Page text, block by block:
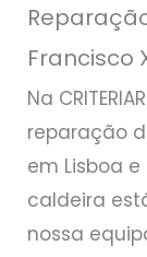
Francisco
Na
reparação
em Lisboa
caldeira
nossa